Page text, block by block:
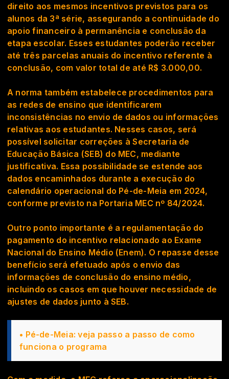
direito aos mesmos incentivos previstos para os
alunos da 3ª série, assegurando a continuidade do
apoio financeiro à permanência e conclusão da
etapa escolar. Esses estudantes poderão receber
até três parcelas anuais do incentivo referente à
conclusão, com valor total de até R$ 3.000,00.
A norma também estabelece procedimentos para
as redes de ensino que identificarem
inconsistências no envio de dados ou informações
relativas aos estudantes. Nesses casos, será
possível solicitar correções à Secretaria de
Educação Básica (SEB) do MEC, mediante
justificativa. Essa possibilidade se estende aos
dados encaminhados durante a execução do
calendário operacional do Pé-de-Meia em 2024,
conforme previsto na Portaria MEC nº 84/2024.
Outro ponto importante é a regulamentação do
pagamento do incentivo relacionado ao Exame
Nacional do Ensino Médio (Enem). O repasse desse
benefício será efetuado após o envio das
informações de conclusão do ensino médio,
incluindo os casos em que houver necessidade de
ajustes de dados junto à SEB.
• Pé-de-Meia: veja passo a passo de como
funciona o programa